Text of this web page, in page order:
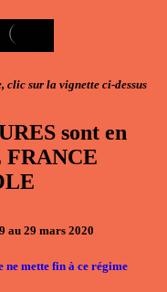
clic sur la vignette ci-dessus
sont en
au 29 mars 2020
ne mette fin à ce régime